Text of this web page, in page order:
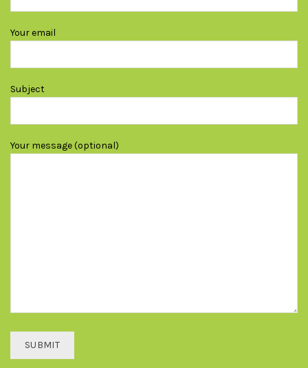
Your email
Subject
Your message (optional)